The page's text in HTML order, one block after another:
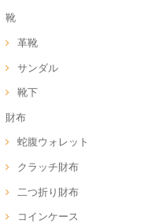
靴
革靴
サンダル
靴下
財布
蛇腹ウォレット
クラッチ財布
二つ折り財布
コインケース